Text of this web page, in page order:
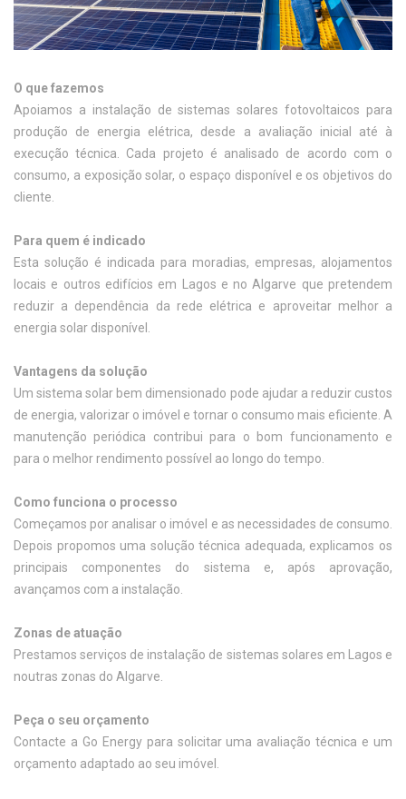
O que fazemos
Apoiamos a instalação de sistemas solares fotovoltaicos para
produção de energia elétrica, desde a avaliação inicial até à
execução técnica. Cada projeto é analisado de acordo com o
consumo, a exposição solar, o espaço disponível e os objetivos do
cliente.
Para quem é indicado
Esta solução é indicada para moradias, empresas, alojamentos
locais e outros edifícios em Lagos e no Algarve que pretendem
reduzir a dependência da rede elétrica e aproveitar melhor a
energia solar disponível.
Vantagens da solução
Um sistema solar bem dimensionado pode ajudar a reduzir custos
de energia, valorizar o imóvel e tornar o consumo mais eficiente. A
manutenção periódica contribui para o bom funcionamento e
para o melhor rendimento possível ao longo do tempo.
Como funciona o processo
Começamos por analisar o imóvel e as necessidades de consumo.
Depois propomos uma solução técnica adequada, explicamos os
principais componentes do sistema e, após aprovação,
avançamos com a instalação.
Zonas de atuação
Prestamos serviços de instalação de sistemas solares em Lagos e
noutras zonas do Algarve.
Peça o seu orçamento
Contacte a Go Energy para solicitar uma avaliação técnica e um
orçamento adaptado ao seu imóvel.